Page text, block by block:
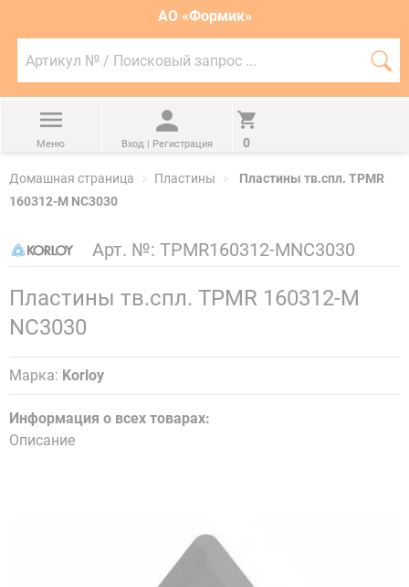
АО «Формик»
№
запрос
Меню Вход | Регистрация 0
Домашная страница Пластины
Пластины тв.спл. TPMR
160312-M NC3030
Арт. №:TPMR160312-MNC3030
Пластины тв.спл. TPMR 160312-M
NC3030
Марка: Korloy
Информация о всех товарах:
Описание